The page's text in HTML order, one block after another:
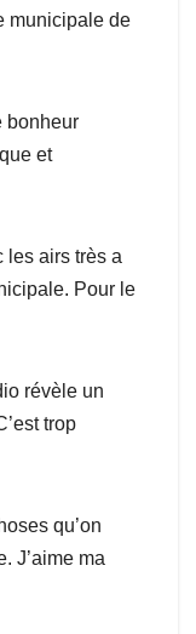
municipale de
bonheur
et
les airs très a
Pour le
révèle un
trop
qu’on
J’aime ma